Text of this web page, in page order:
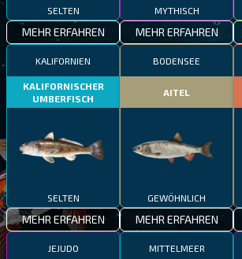
SELTEN
MEHR ERFAHREN
MYTHISCH
MEHR ERFAHREN
KALIFORNIEN
KALIFORNISCHER
UMBERFISCH
SELTEN
MEHR ERFAHREN
BODENSEE
AITEL
GEWÖHNLICH
MEHR ERFAHREN
JEJUDO MITTELMEER